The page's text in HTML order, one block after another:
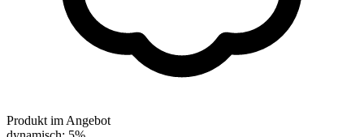
Produkt im Angebot